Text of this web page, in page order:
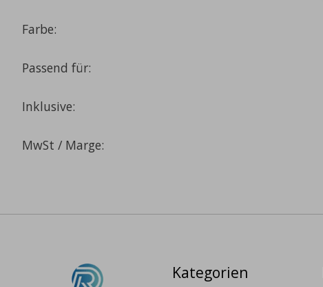
Farbe:
Passend für:
Inklusive:
MwSt / Marge:
Kategorien